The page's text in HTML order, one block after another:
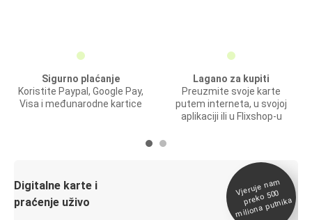
Sigurno plaćanje
Koristite Paypal, Google Pay,
Visa i međunarodne kartice
Lagano za kupiti
Preuzmite svoje karte
putem interneta, u svojoj
aplikaciji ili u Flixshop-u
Digitalne karte i
praćenje uživo
Vjeruje na
m
preko 500
miliona putnika